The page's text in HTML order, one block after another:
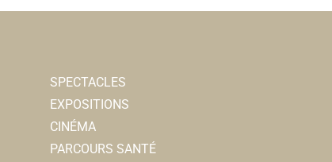
SPECTACLES
EXPOSITIONS
CINÉMA
PARCOURS SANTÉ